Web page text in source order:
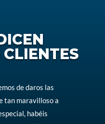
de daros las
tan maravilloso a
habéis